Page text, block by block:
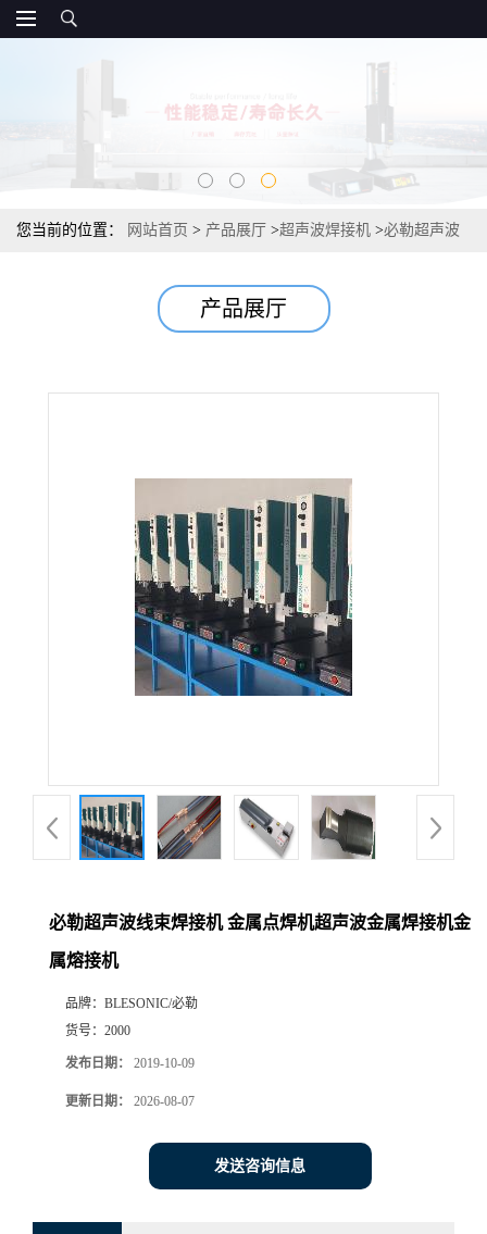
您当前的位置： 网站首页 > 产品展厅 >超声波焊接机 >必勒超声波
产品展厅
必勒超声波线束焊接机 金属点焊机超声波金属焊接机金
属熔接机
品牌： BLESONIC/必勒
货号： 2000
发布日期： 2019-10-09
更新日期： 2026-08-07
发送咨询信息